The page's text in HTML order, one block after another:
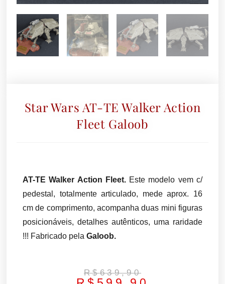
Star Wars AT-TE Walker Action
Fleet Galoob
AT-TE Walker Action Fleet. Este modelo vem c/
pedestal, totalmente articulado, mede aprox. 16
cm de comprimento, acompanha duas mini figuras
posicionáveis, detalhes autênticos, uma raridade
!!! Fabricado pela Galoob.
R$639,90